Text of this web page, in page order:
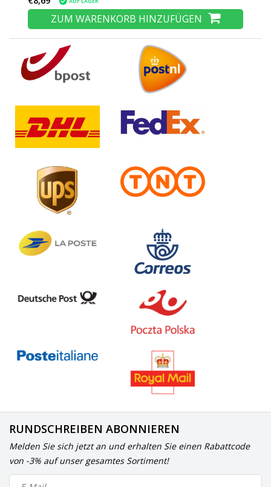
ZUM WARENKORB HINZUFÜGEN
RUNDSCHREIBEN ABONNIEREN
Melden Sie sich jetzt an und erhalten Sie einen Rabattcode
von -3% auf unser gesamtes Sortiment!